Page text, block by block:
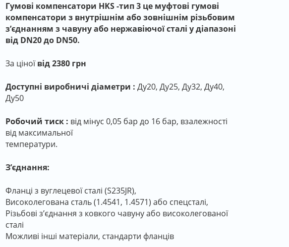
Гумові компенсатори HKS -тип 3 це муфтові гумові
компенсатори з внутрішнім або зовнішнім різьбовим
з’єднанням з чавуну або нержавіючої сталі у діапазоні
від DN20 до DN50.
За ціноївід 2380 грн
Доступні виробничі діаметри : Ду20, Ду25, Ду32, Ду40,
Ду50
Робочий тиск : від мінус 0,05 бар до 16 бар, взалежності
від максимальної
температури.
З’єднання:
Фланці з вуглецевої сталі (S235JR),
Високолегована сталь (1.4541, 1.4571) або спецсталі,
Різьбові зʼєднання з ковкого чавуну або високолегованої
сталі
Можливі інші матеріали, стандарти фланців